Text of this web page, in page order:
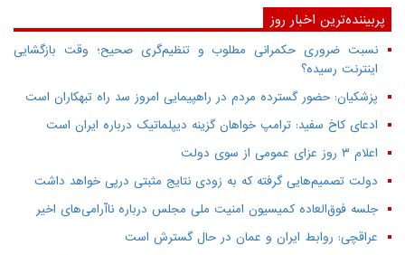
پربیننده‌ترین اخبار روز
نسبت ضروری حکمرانی مطلوب و تنظیم‌گری صحیح؛ وقت بازگشایی
اینترنت رسیده؟
پزشکیان: حضور گسترده مردم در راهپیمایی امروز سد راه تبهکاران است
ادعای کاخ سفید: ترامپ خواهان گزینه دیپلماتیک درباره ایران است
اعلام ۳ روز عزای عمومی از سوی دولت
دولت تصمیم‌هایی گرفته که به زودی نتایج مثبتی درپی خواهد داشت
جلسه فوق‌العاده کمیسیون امنیت ملی مجلس درباره ناآرامی‌های اخیر
عراقچی: روابط ایران و عمان در حال گسترش است